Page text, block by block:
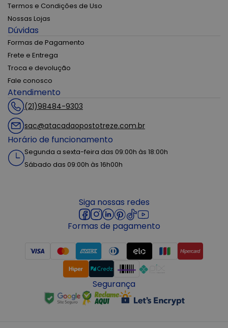
Termos e Condições de Uso
Nossas Lojas
Dúvidas
Formas de Pagamento
Frete e Entrega
Troca e devolução
Fale conosco
Atendimento
(21)98484-9303
sac@atacadaopostotreze.com.br
Horário de funcionamento
Segunda a sexta-feira das 09:00h às 18:00h
Sábado das 09:00h às 16h00h
Siga nossas redes
Formas de pagamento
Segurança